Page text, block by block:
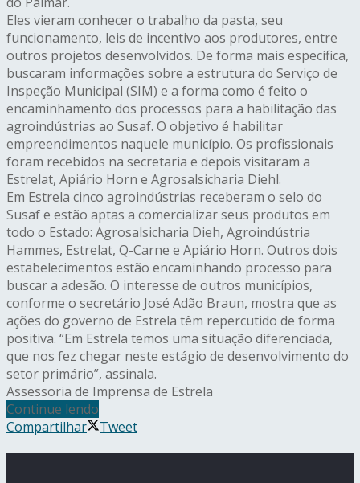
Eles vieram conhecer o trabalho da pasta, seu
funcionamento, leis de incentivo aos produtores, entre
outros projetos desenvolvidos. De forma mais específica,
buscaram informações sobre a estrutura do Serviço de
Inspeção Municipal (SIM) e a forma como é feito o
encaminhamento dos processos para a habilitação das
agroindústrias ao Susaf. O objetivo é habilitar
empreendimentos naquele município. Os profissionais
foram recebidos na secretaria e depois visitaram a
Estrelat, Apiário Horn e Agrosalsicharia Diehl.
Em Estrela cinco agroindústrias receberam o selo do
Susaf e estão aptas a comercializar seus produtos em
todo o Estado: Agrosalsicharia Dieh, Agroindústria
Hammes, Estrelat, Q-Carne e Apiário Horn. Outros dois
estabelecimentos estão encaminhando processo para
buscar a adesão. O interesse de outros municípios,
conforme o secretário José Adão Braun, mostra que as
ações do governo de Estrela têm repercutido de forma
positiva. “Em Estrela temos uma situação diferenciada,
que nos fez chegar neste estágio de desenvolvimento do
setor primário”, assinala.
Assessoria de Imprensa de Estrela
Continue lendo
Compartilhar
Tweet